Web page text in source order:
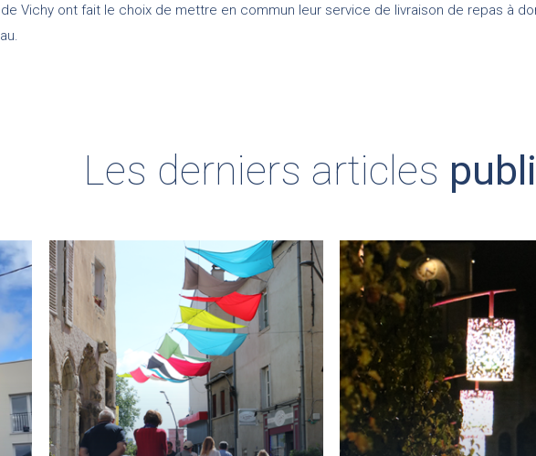
Vichy ont fait le choix de mettre en commun leur service de livraison de repas à
Les derniers articles